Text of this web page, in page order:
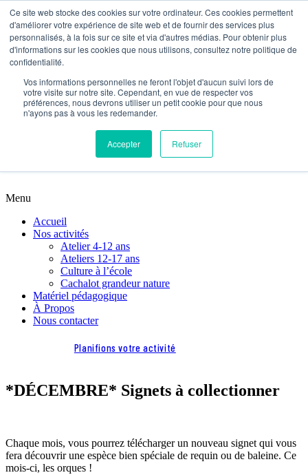
Ce site web stocke des cookies sur votre ordinateur. Ces cookies permettent
d'améliorer votre expérience de site web et de fournir des services plus
personnalisés, à la fois sur ce site et via d'autres médias. Pour obtenir plus
d'informations sur les cookies que nous utilisons, consultez notre politique de
confidentialité.
Vos informations personnelles ne feront l'objet d'aucun suivi lors de
votre visite sur notre site. Cependant, en vue de respecter vos
préférences, nous devrons utiliser un petit cookie pour que nous
n'ayons pas à vous les redemander.
Accepter Refuser
Accueil
Nos activités
Atelier 4-12 ans
Culture à l’école
Cachalot grandeur nature
Matériel pédagogique
À Propos
Nous contacter
Planifions votre activité
Menu
Accueil
Nos activités
Atelier 4-12 ans
Ateliers 12-17 ans
Culture à l’école
Cachalot grandeur nature
Matériel pédagogique
À Propos
Nous contacter
Planifions votre activité
*DÉCEMBRE* Signets à collectionner
Chaque mois, vous pourrez télécharger un nouveau signet qui vous
fera découvrir une espèce bien spéciale de requin ou de baleine. Ce
mois-ci, les orques !